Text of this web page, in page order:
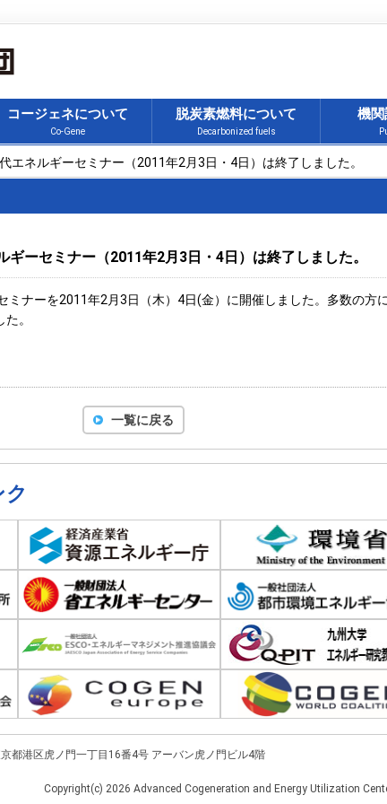
コージェネについて
Co-Gene
脱炭素燃料について
Decarbonized fuels
機
エネルギーセミナー（2011年2月3日・4日）は終了しました。
ギーセミナー（2011年2月3日・4日）は終了しました。
ミナーを2011年2月3日（木）4日(金）に開催しました。多数の方
。
一覧に戻る
都港区虎ノ門一丁目16番4号 アーバン虎ノ門ビル4階
Copyright(c) 2026 Advanced Cogeneration and Energy Utilization